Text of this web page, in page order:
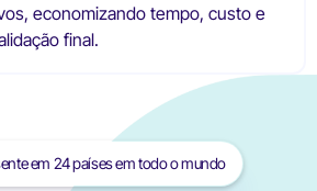
economizando tempo, custo e
final.
em 24 países em todo o mundo